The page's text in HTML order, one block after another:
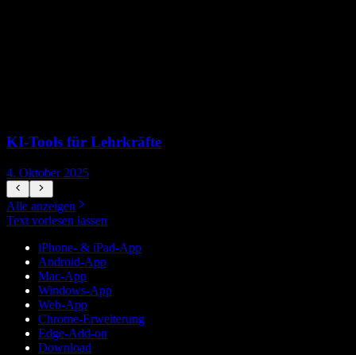
KI‑Tools für Lehrkräfte
4. Oktober 2025
Alle anzeigen
Text vorlesen lassen
iPhone- & iPad-App
Android-App
Mac-App
Windows-App
Web-App
Chrome-Erweiterung
Edge-Add-on
Download